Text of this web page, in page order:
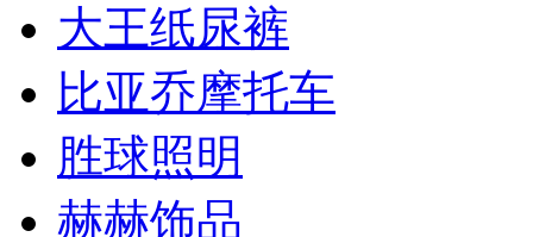
大王纸尿裤
比亚乔摩托车
胜球照明
赫赫饰品